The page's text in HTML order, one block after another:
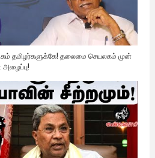
தமிழர்களுக்கே! தலைமை செயலகம் முன்